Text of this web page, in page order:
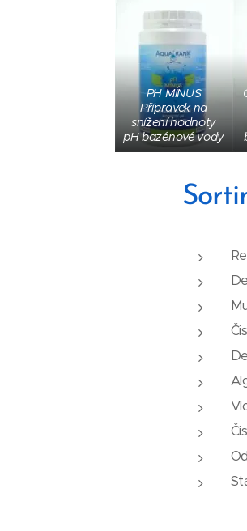
PH MÍNUS
Přípravek na
snížení hodnoty
pH bazénové vody